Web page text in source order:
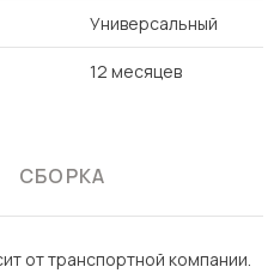
Универсальный
12 месяцев
СБОРКА
от транспортной компании.